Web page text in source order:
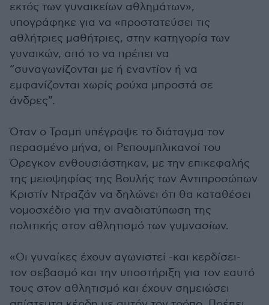
εκτός των γυναικείων αθλημάτων»,
υπογράφηκε για να «προστατεύσει τις
αθλήτριες μαθήτριες, στην κατηγορία των
γυναικών, από το να πρέπει να
“συναγωνίζονται με ή εναντίον ή να
εμφανίζονται χωρίς ρούχα μπροστά σε
άνδρες”.
Όταν ο Τραμπ υπέγραψε το διάταγμα τον
περασμένο μήνα, οι Ρεπουμπλικανοί του
Όρεγκον ενθουσιάστηκαν, με την επικεφαλής
της μειοψηφίας της Βουλής των Αντιπροσώπων
Κριστίν Ντραζάν να δηλώνει ότι θα καταθέσει
νομοσχέδιο για την αναδιατύπωση της
πολιτικής στον αθλητισμό των γυμνασίων.
«Οι γυναίκες έχουν αγωνιστεί -και κερδίσει-
τον σεβασμό και την υποστήριξη για τον εαυτό
τους στον αθλητισμό και έχουν σημειώσει